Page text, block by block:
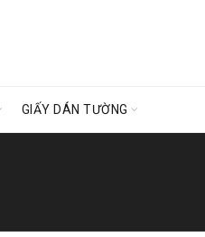
GIẤY DÁN TƯỜNG